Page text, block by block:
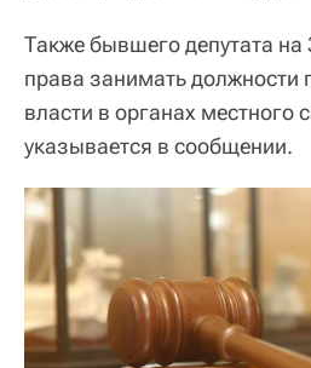
Также бывшего депутата
права занимать должности
власти в органах местного
указывается в сообщении.